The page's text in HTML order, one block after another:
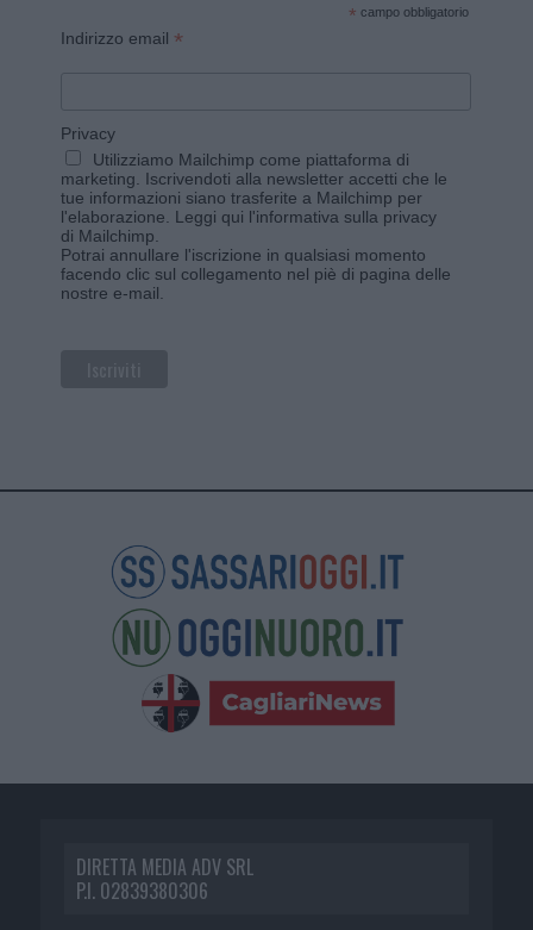
* campo obbligatorio
Indirizzo email *
Privacy
Utilizziamo Mailchimp come piattaforma di
marketing. Iscrivendoti alla newsletter accetti che le
tue informazioni siano trasferite a Mailchimp per
l'elaborazione. Leggi qui l'informativa sulla privacy
di Mailchimp
Potrai annullare l'iscrizione in qualsiasi momento
facendo clic sul collegamento nel piè di pagina delle
nostre e-mail.
DIRETTA MEDIA ADV SRL
P.I. 02839380306